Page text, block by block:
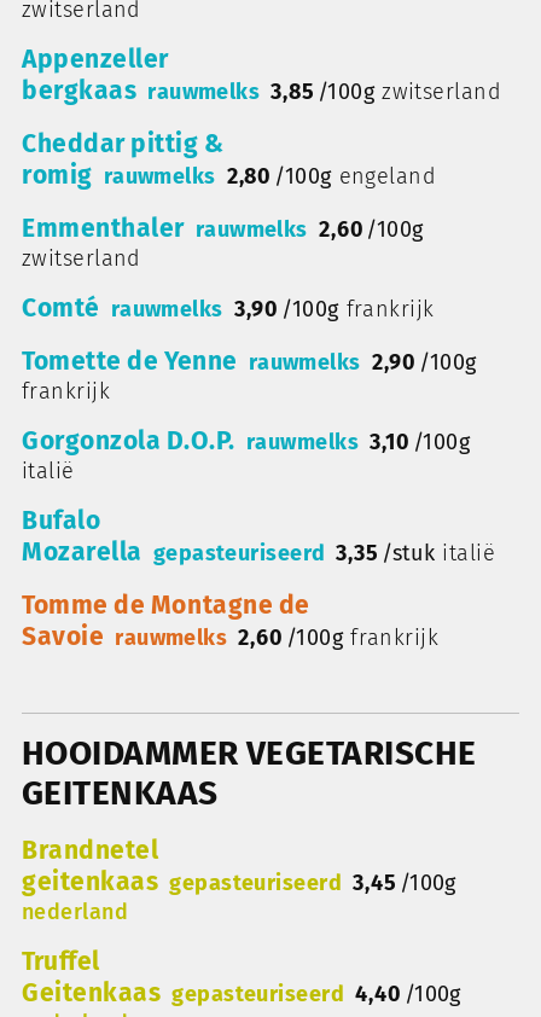
zwitserland
Appenzeller
bergkaas rauwmelks 3,85 /100g zwitserland
Cheddar pittig &
romig
rauwmelks 2,80 /100g engeland
Emmenthaler rauwmelks 2,60 /100g
zwitserland
Comté rauwmelks 3,90 /100g frankrijk
Tomette de Yenne rauwmelks 2,90 /100g
frankrijk
Gorgonzola D.O.P. rauwmelks 3,10 /100g
italië
Bufalo
Mozarella
gepasteuriseerd 3,35 /stuk italië
Tomme de Montagne de
Savoie
rauwmelks 2,60 /100g frankrijk
HOOIDAMMER VEGETARISCHE
GEITENKAAS
Brandnetel
geitenkaas gepasteuriseerd 3,45 /100g
nederland
Truffel
Geitenkaas gepasteuriseerd 4,40 /100g